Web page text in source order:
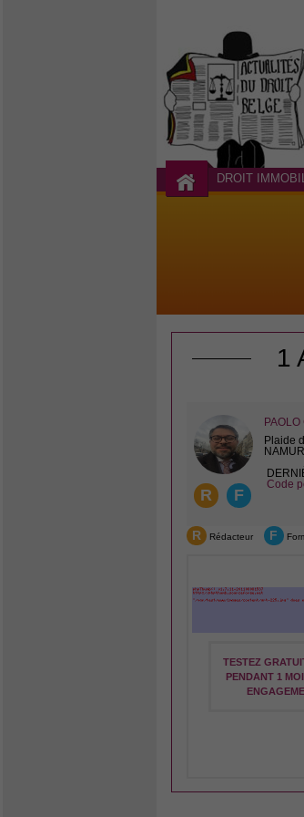
DROIT
1
R F
Plaide
Code
R Rédacteur F
TESTEZ
PENDANT 1